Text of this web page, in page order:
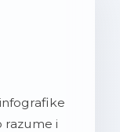
razume i